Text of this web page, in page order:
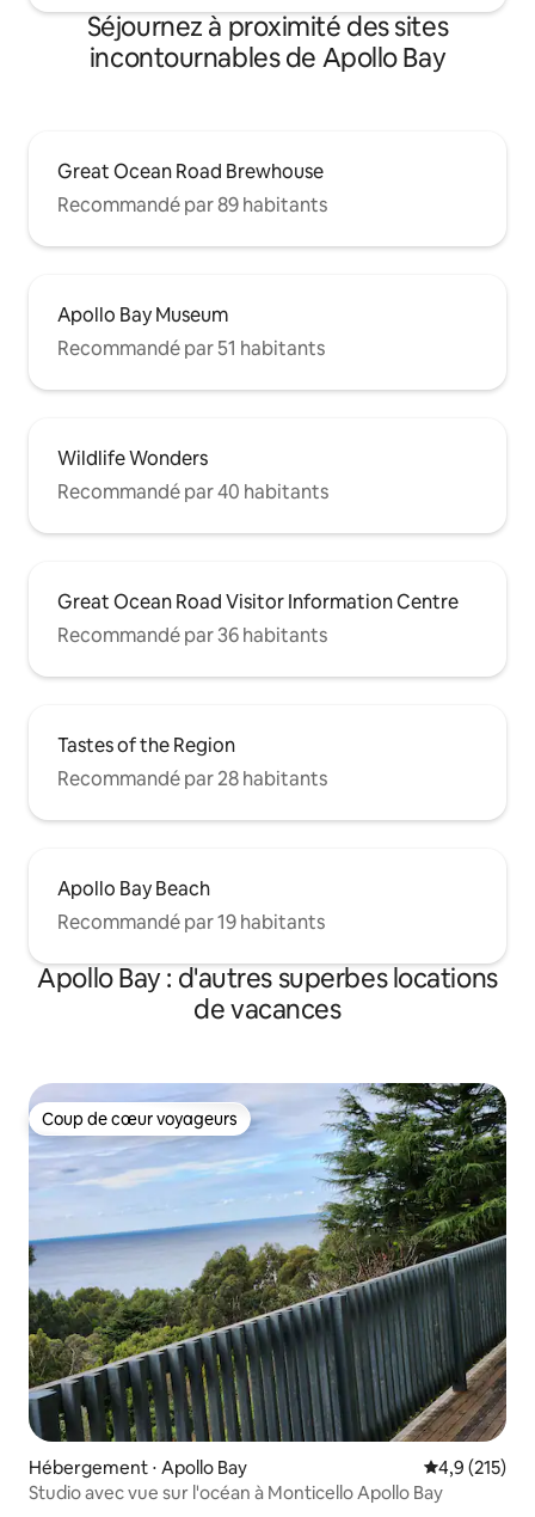
Séjournez à proximité des sites
incontournables de Apollo Bay
Great Ocean Road Brewhouse
Recommandé par 89 habitants
Apollo Bay Museum
Recommandé par 51 habitants
Wildlife Wonders
Recommandé par 40 habitants
Great Ocean Road Visitor Information Centre
Recommandé par 36 habitants
Tastes of the Region
Recommandé par 28 habitants
Apollo Bay Beach
Recommandé par 19 habitants
Apollo Bay : d'autres superbes locations
de vacances
Coup de cœur voyageurs
Coup de cœur voyageurs
Hébergement ⋅ Apollo Bay Évaluation
4,9 (215)
Studio avec vue sur l'océan à Monticello Apollo Bay